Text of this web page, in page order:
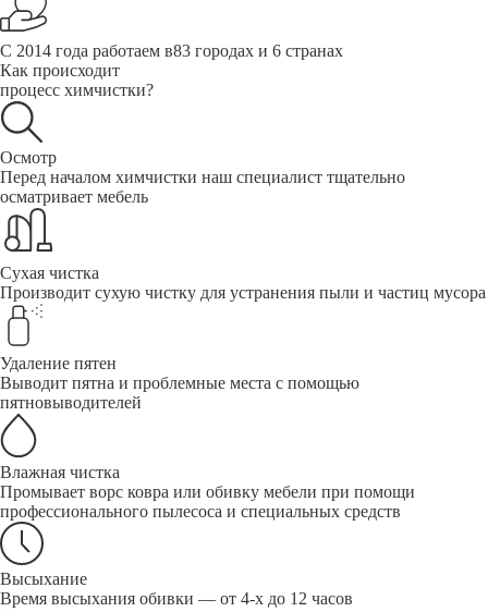
С 2014 года работаем в83 городах и 6 странах
Как происходит
процесс химчистки?
Осмотр
Перед началом химчистки наш специалист тщательно
осматривает мебель
Сухая чистка
Производит сухую чистку для устранения пыли и частиц мусора
Удаление пятен
Выводит пятна и проблемные места с помощью
пятновыводителей
Влажная чистка
Промывает ворс ковра или обивку мебели при помощи
профессионального пылесоса и специальных средств
Высыхание
Время высыхания обивки — от 4-х до 12 часов